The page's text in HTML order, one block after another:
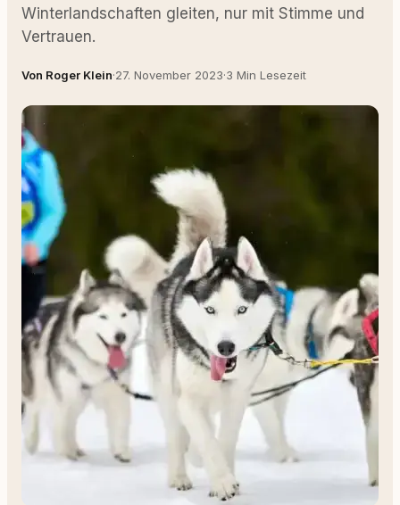
Winterlandschaften gleiten, nur mit Stimme und
Vertrauen.
Von Roger Klein·27. November 2023·3 Min Lesezeit